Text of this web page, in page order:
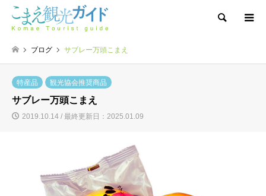
検索
ブログ サブレー万頭こまえ
特産品
観光協会推奨商品
サブレー万頭こまえ
2019.10.14 / 最終更新日：2025.01.09